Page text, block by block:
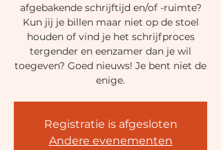
afgebakende schrijftijd en/of -ruimte?
Kun jij je billen maar niet op de stoel
houden of vind je het schrijfproces
tergender en eenzamer dan je wil
toegeven? Goed nieuws! Je bent niet de
enige.
Registratie is afgesloten
Andere evenementen